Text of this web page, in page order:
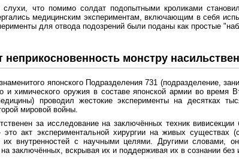
что помимо солдат подопытными кроликами
медицинским экспериментам, включающим в себя
для отвода подозрений были поданы как простые
монстру
японского Подразделения 731 (подразделение,
и химического оружия в составе японской армии во время
проводил жестокие эксперименты на десятках
мировой войны.
за исследование на заключённых техник
акт экспериментальной хирургии на живых существах
их внутренностей с научными целями. Другими словами,
заключённых, вскрывая их и поддерживая их в сознании без